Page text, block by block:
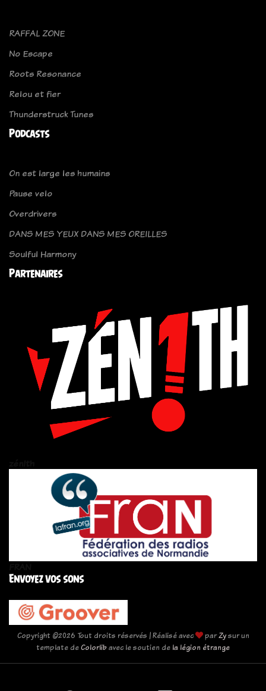
RAFFAL ZONE
No Escape
Roots Resonance
Relou et fier
Thunderstruck Tunes
Podcasts
On est large les humains
Pause velo
Overdrivers
DANS MES YEUX DANS MES OREILLES
Soulful Harmony
Partenaires
Envoyez vos sons
Copyright ©2026 Tout droits réservés | Réalisé avec parZysur un
template deColorlibavec le soutien de la légion étrange